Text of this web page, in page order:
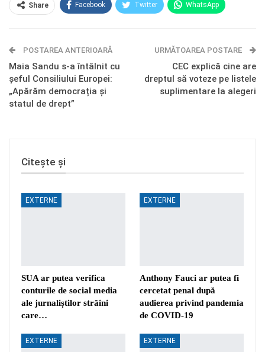
Share Facebook Twitter WhatsApp
Telegram OK.ru
POSTAREA ANTERIOARĂ
Maia Sandu s-a întâlnit cu
șeful Consiliului Europei:
„Apărăm democrația și
statul de drept”
URMĂTOAREA POSTARE
CEC explică cine are
dreptul să voteze pe listele
suplimentare la alegeri
Citește și
EXTERNE
SUA ar putea verifica
conturile de social media
ale jurnaliștilor străini
care…
EXTERNE
Anthony Fauci ar putea fi
cercetat penal după
audierea privind pandemia
de COVID-19
EXTERNE EXTERNE